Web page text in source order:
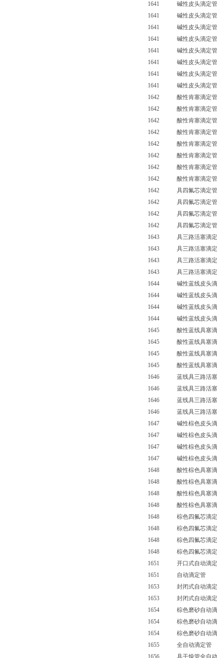
1641 碱性皮头滴定
1641 碱性皮头滴定
1641 碱性皮头滴定
1641 碱性皮头滴定
1641 碱性皮头滴定
1641 碱性皮头滴定
1641 碱性皮头滴定
1641 碱性皮头滴定
1642 酸性肯塞滴定
1642 酸性肯塞滴定
1642 酸性肯塞滴定
1642 酸性肯塞滴定
1642 酸性肯塞滴定
1642 酸性肯塞滴定
1642 酸性肯塞滴定
1642 酸性肯塞滴定
1642 具四氟芯滴
1642 具四氟芯滴
1642 具四氟芯滴
1642 具四氟芯滴
1643 具三路活塞滴定
1643 具三路活塞滴定
1643 具三路活塞滴定
1643 具三路活塞滴定
1644 碱性蓝线皮头滴
1644 碱性蓝线皮头滴
1644 碱性蓝线皮头滴
1644 碱性蓝线皮头滴
1645 酸性蓝线具塞滴
1645 酸性蓝线具塞滴
1645 酸性蓝线具塞滴
1645 酸性蓝线具塞滴
1646 蓝线具三路活塞
1646 蓝线具三路活塞
1646 蓝线具三路活塞
1646 蓝线具三路活塞
1647 碱性棕色皮头滴
1647 碱性棕色皮头滴
1647 碱性棕色皮头滴
1647 碱性棕色皮头滴
1648 酸性棕色具塞滴
1648 酸性棕色具塞滴
1648 酸性棕色具塞滴
1648 酸性棕色具塞滴
1648 棕色四氟芯滴
1648 棕色四氟芯滴
1648 棕色四氟芯滴
1648 棕色四氟芯滴
1651 开口式自动滴
1651 自动滴定
1653 封闭式自动滴
1653 封闭式自动滴
1654 棕色磨砂自动
1654 棕色磨砂自动
1654 棕色磨砂自动
1655 全自动滴定
1656 具干燥管全自